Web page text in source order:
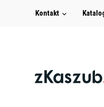
Kontakt